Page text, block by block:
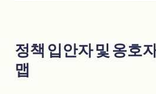
정책 입안자 및 옹호
맵